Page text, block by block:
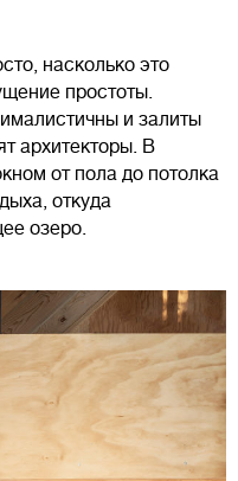
насколько это
простоты.
и залиты
архитекторы. В
от пола до потолка
откуда
озеро.